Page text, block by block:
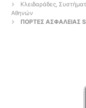
Κλειδαράδες,
Αθηνών
ΠΟΡΤΕΣ ΑΣΦΑΛΕΙΑΣ